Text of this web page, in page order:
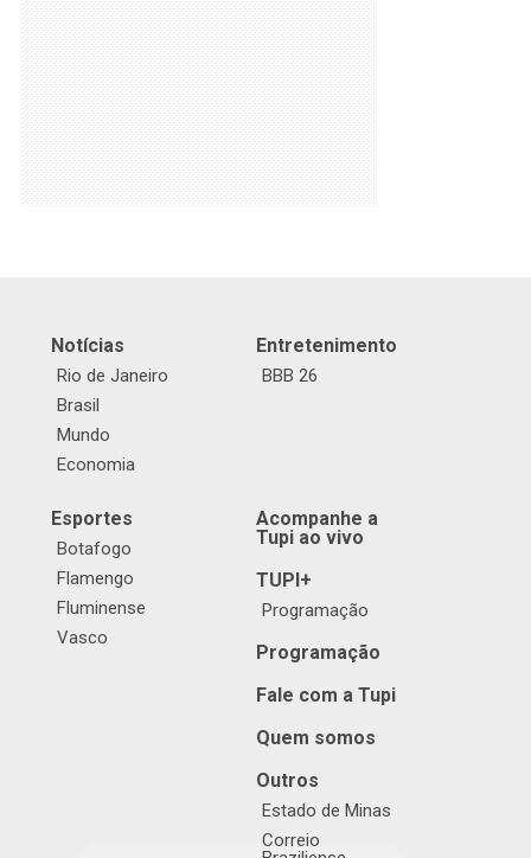
Notícias
Rio de Janeiro
Brasil
Mundo
Economia
Entretenimento
BBB 26
Esportes
Botafogo
Flamengo
Fluminense
Vasco
Acompanhe a
Tupi ao vivo
TUPI+
Programação
Programação
Fale com a Tupi
Quem somos
Outros
Estado de Minas
Correio